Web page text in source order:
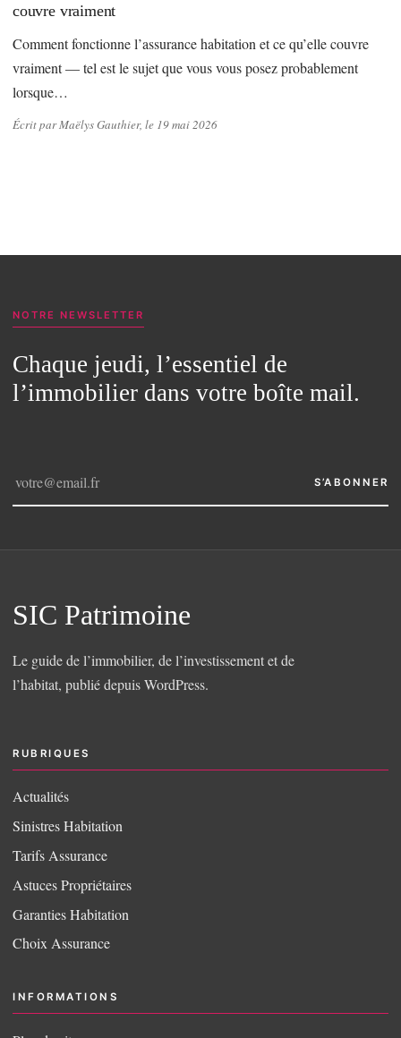
couvre vraiment
Comment fonctionne l’assurance habitation et ce qu’elle couvre
vraiment — tel est le sujet que vous vous posez probablement
lorsque…
Écrit par Maëlys Gauthier, le 19 mai 2026
NOTRE NEWSLETTER
Chaque jeudi, l’essentiel de
l’immobilier dans votre boîte mail.
S’ABONNER
SIC Patrimoine
Le guide de l’immobilier, de l’investissement et de
l’habitat, publié depuis WordPress.
RUBRIQUES
Actualités
Sinistres Habitation
Tarifs Assurance
Astuces Propriétaires
Garanties Habitation
Choix Assurance
INFORMATIONS